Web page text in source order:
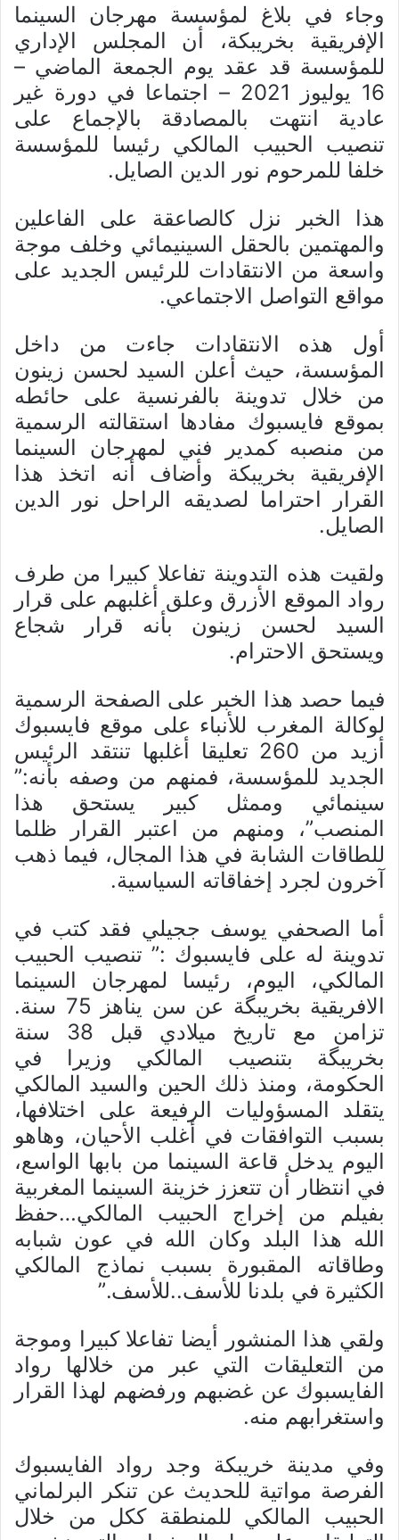
وجاء في بلاغ لمؤسسة مهرجان السينما
الإفريقية بخريبكة، أن المجلس الإداري
للمؤسسة قد عقد يوم الجمعة الماضي –
16 يوليوز 2021 – اجتماعا في دورة غير
عادية انتهت بالمصادقة بالإجماع على
تنصيب الحبيب المالكي رئيسا للمؤسسة
خلفا للمرحوم نور الدين الصايل.
هذا الخبر نزل كالصاعقة على الفاعلين
والمهتمين بالحقل السينيمائي وخلف موجة
واسعة من الانتقادات للرئيس الجديد على
مواقع التواصل الاجتماعي.
أول هذه الانتقادات جاءت من داخل
المؤسسة، حيث أعلن السيد لحسن زينون
من خلال تدوينة بالفرنسية على حائطه
بموقع فايسبوك مفادها استقالته الرسمية
من منصبه كمدير فني لمهرجان السينما
الإفريقية بخريبكة وأضاف أنه اتخذ هذا
القرار احتراما لصديقه الراحل نور الدين
الصايل.
ولقيت هذه التدوينة تفاعلا كبيرا من طرف
رواد الموقع الأزرق وعلق أغلبهم على قرار
السيد لحسن زينون بأنه قرار شجاع
ويستحق الاحترام.
فيما حصد هذا الخبر على الصفحة الرسمية
لوكالة المغرب للأنباء على موقع فايسبوك
أزيد من 260 تعليقا أغلبها تنتقد الرئيس
الجديد للمؤسسة، فمنهم من وصفه بأنه:”
سينمائي وممثل كبير يستحق هذا
المنصب”، ومنهم من اعتبر القرار ظلما
للطاقات الشابة في هذا المجال، فيما ذهب
آخرون لجرد إخفاقاته السياسية.
أما الصحفي يوسف ججيلي فقد كتب في
تدوينة له على فايسبوك :” تنصيب الحبيب
المالكي، اليوم، رئيسا لمهرجان السينما
الافريقية بخريبگة عن سن يناهز 75 سنة.
تزامن مع تاريخ ميلادي قبل 38 سنة
بخريبگة بتنصيب المالكي وزيرا في
الحكومة، ومنذ ذلك الحين والسيد المالكي
يتقلد المسؤوليات الرفيعة على اختلافها،
بسبب التوافقات في أغلب الأحيان، وهاهو
اليوم يدخل قاعة السينما من بابها الواسع،
في انتظار أن تتعزز خزينة السينما المغربية
بفيلم من إخراج الحبيب المالكي…حفظ
الله هذا البلد وكان الله في عون شبابه
وطاقاته المقبورة بسبب نماذج المالكي
الكثيرة في بلدنا للأسف..للأسف.”
ولقي هذا المنشور أيضا تفاعلا كبيرا وموجة
من التعليقات التي عبر من خلالها رواد
الفايسبوك عن غضبهم ورفضهم لهذا القرار
واستغرابهم منه.
وفي مدينة خريبكة وجد رواد الفايسبوك
الفرصة مواتية للحديث عن تنكر البرلماني
الحبيب المالكي للمنطقة ككل من خلال